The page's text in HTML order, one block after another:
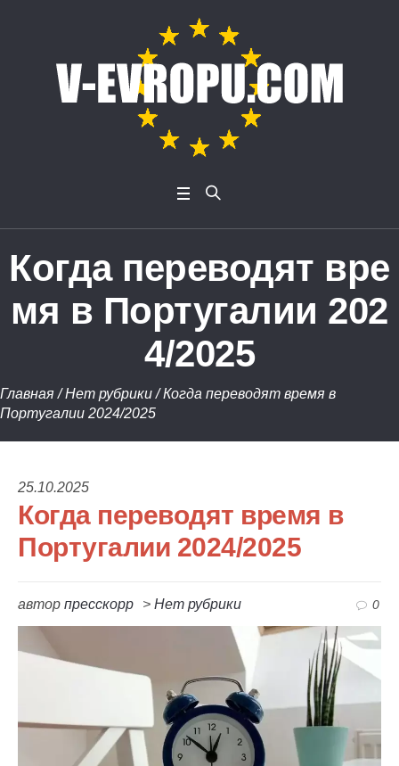
Когда переводят вре
мя в Португалии 202
4/2025
Главная /Нет рубрики /Когда переводят время в
Португалии 2024/2025
25.10.2025
Когда переводят время в
Португалии 2024/2025
автор пресскорр > Нет рубрики 0